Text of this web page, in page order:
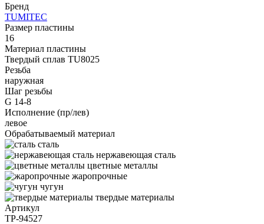
Бренд
TUMITEC
Размер пластины
16
Материал пластины
Твердый сплав TU8025
Резьба
наружная
Шаг резьбы
G 14-8
Исполнение (пр/лев)
левое
Обрабатываемый материал
сталь
нержавеющая сталь
цветные металлы
жаропрочные
чугун
твердые материалы
Артикул
TP-94527